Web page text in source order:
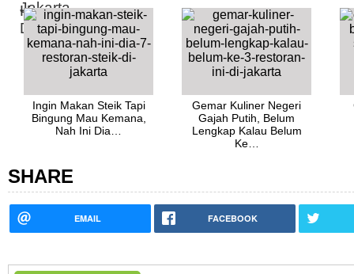
Ingin Makan Steik Tapi
Bingung Mau Kemana,
Nah Ini Dia…
Gemar Kuliner Negeri
Gajah Putih, Belum
Lengkap Kalau Belum
Ke…
SHARE
EMAIL FACEBOOK